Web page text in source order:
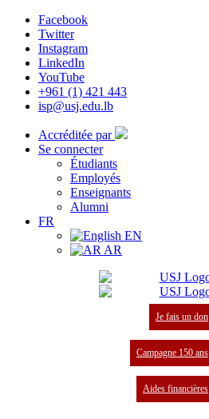
Facebook
Twitter
Instagram
LinkedIn
YouTube
+961 (1) 421 443
isp@usj.edu.lb
Accréditée par
Se connecter
Étudiants
Employés
Enseignants
Alumni
FR
EN
AR
Je fais un don
Campagne 150 ans
Aides financières